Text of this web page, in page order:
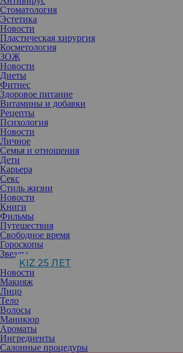
Стоматология
Эстетика
Новости
Пластическая хирургия
Косметология
ЗОЖ
Новости
Диеты
Фитнес
Здоровое питание
Витамины и добавки
Рецепты
Психология
Новости
Личное
Семья и отношения
Дети
Карьера
Секс
Стиль жизни
Новости
Книги
Фильмы
Путешествия
Свободное время
Гороскопы
Звезды
KIZ 25 ЛЕТ
Новости
Макияж
Лицо
Тело
Волосы
Маникюр
Ароматы
Ингредиенты
Салонные процедуры
Мы любим клубнику за ее аромат, сочность
вкус. Даже некоторые из тех, кто
исключительно газон, не могут удержаться от
вырастить несколько ароматных кустиков.
ягода не только в качестве десерта, но и как
компонент.